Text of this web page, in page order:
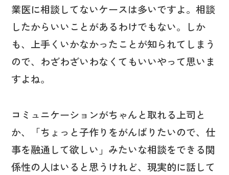
業医に相談してないケースは多いですよ。相談
したからいいことがあるわけでもない。しか
も、上手くいかなかったことが知られてしまう
ので、わざわざいわなくてもいいやって思いま
すよね。
コミュニケーションがちゃんと取れる上司と
か、「ちょっと子作りをがんばりたいので、仕
事を融通して欲しい」みたいな相談をできる関
係性の人はいると思うけれど、現実的に話して